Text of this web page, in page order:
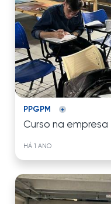
PPGPM
Curso na empresa
HÁ 1 ANO